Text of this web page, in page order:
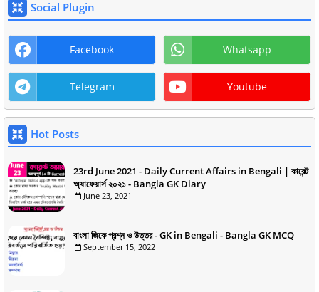
Social Plugin
Facebook Whatsapp
Telegram Youtube
Hot Posts
23rd June 2021 - Daily Current Affairs in Bengali | কারেন্ট
অ্যাফেয়ার্স ২০২১ - Bangla GK Diary
June 23, 2021
বাংলা জিকে প্রশ্ন ও উত্তর - GK in Bengali - Bangla GK MCQ
September 15, 2022